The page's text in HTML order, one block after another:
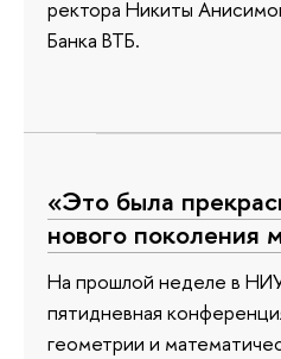
ректора Никиты
Банка ВТБ.
«Это была
нового поколения
На прошлой неделе в
пятидневная
геометрии и